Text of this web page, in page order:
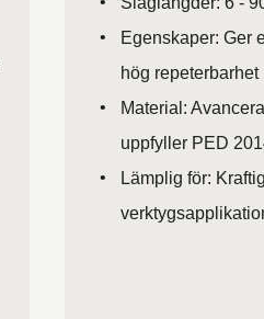
Egenskaper: Ger
hög repeterbarhet
Material:
uppfyller PED
Lämplig för: